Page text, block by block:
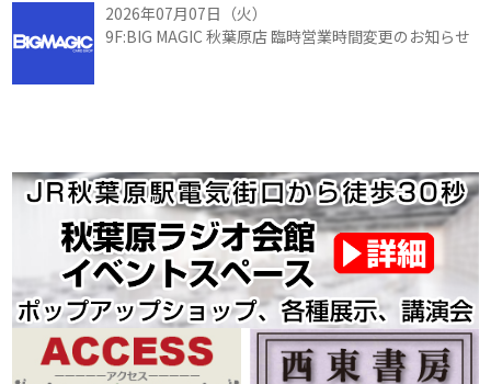
2026年07月07日（火）
9F:BIG MAGIC 秋葉原店 臨時営業時間変更のお知らせ